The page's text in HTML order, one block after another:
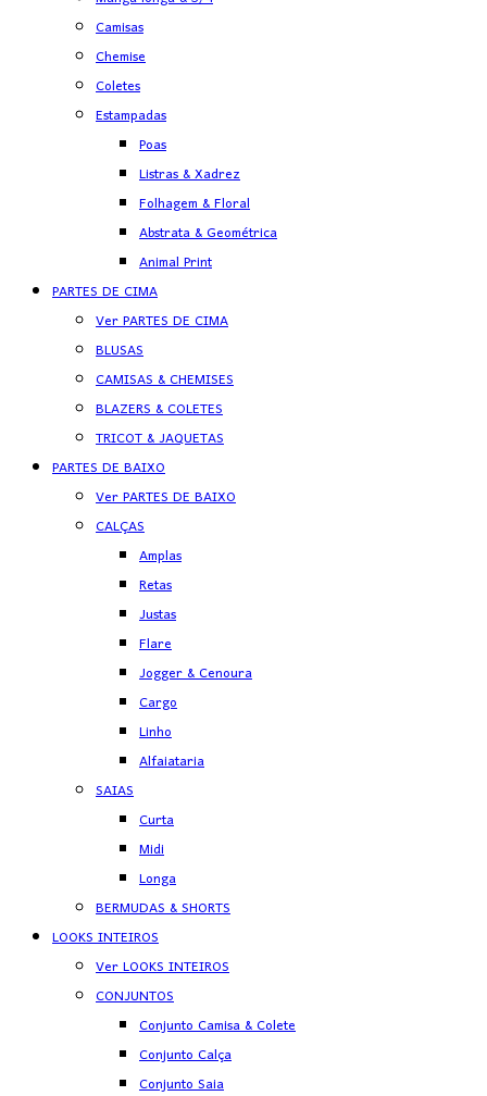
Camisas
Chemise
Coletes
Estampadas
Poas
Listras & Xadrez
Folhagem & Floral
Abstrata & Geométrica
Animal Print
PARTES DE CIMA
Ver PARTES DE CIMA
BLUSAS
CAMISAS & CHEMISES
BLAZERS & COLETES
TRICOT & JAQUETAS
PARTES DE BAIXO
Ver PARTES DE BAIXO
CALÇAS
Amplas
Retas
Justas
Flare
Jogger & Cenoura
Cargo
Linho
Alfaiataria
SAIAS
Curta
Midi
Longa
BERMUDAS & SHORTS
LOOKS INTEIROS
Ver LOOKS INTEIROS
CONJUNTOS
Conjunto Camisa & Colete
Conjunto Calça
Conjunto Saia